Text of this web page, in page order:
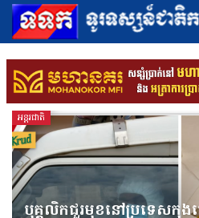
អន្តរជាតិ
បុគ្គលិកជួរមុខនៅប្រទេសកុងហ្